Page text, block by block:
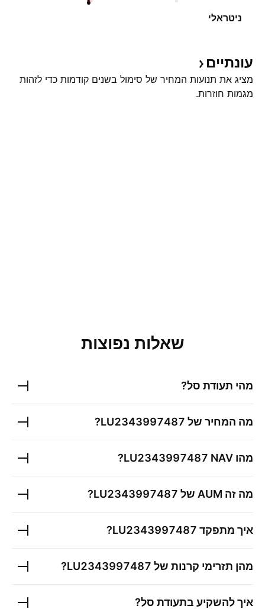
ניטראלי
עונתיים
מציג את תנועות המחיר של סימול בשנים קודמות כדי לזהות
מגמות חוזרות.
שאלות נפוצות
מהי תעודת סל?
מה המחיר של LU2343997487
?
מהו LU2343997487 NAV?
מה זה AUM של LU2343997487
?
איך מתפקד LU2343997487
?
מהן תזרימי קרנות של LU2343997487
?
איך להשקיע בתעודת סל?